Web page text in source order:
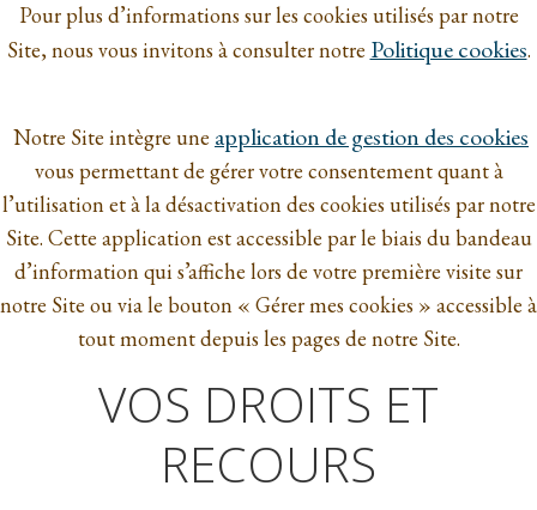
Pour plus d’informations sur les cookies utilisés par notre
Site, nous vous invitons à consulter notre Politique cookies.
Notre Site intègre une application de gestion des cookies
vous permettant de gérer votre consentement quant à
l’utilisation et à la désactivation des cookies utilisés par notre
Site. Cette application est accessible par le biais du bandeau
d’information qui s’affiche lors de votre première visite sur
notre Site ou via le bouton « Gérer mes cookies » accessible à
tout moment depuis les pages de notre Site.
VOS DROITS ET
RECOURS